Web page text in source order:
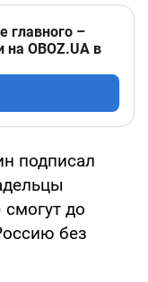
главного –
OBOZ.UA в
подписал
до
без